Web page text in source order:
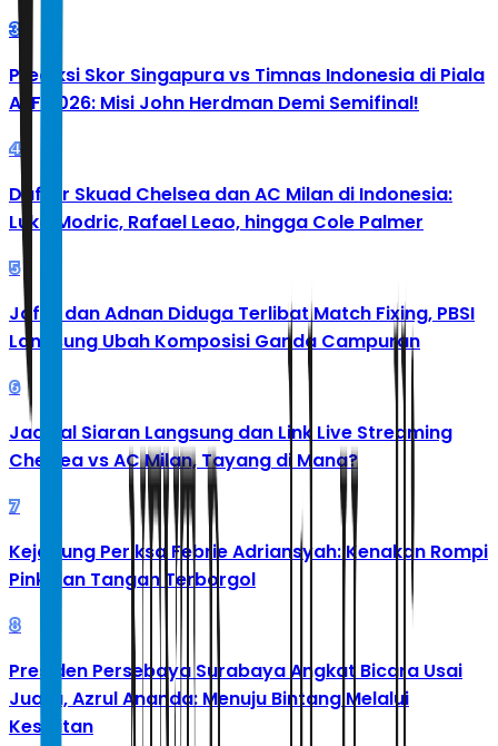
3
Prediksi Skor Singapura vs Timnas Indonesia di Piala
AFF 2026: Misi John Herdman Demi Semifinal!
4
Daftar Skuad Chelsea dan AC Milan di Indonesia:
Luka Modric, Rafael Leao, hingga Cole Palmer
5
Jafar dan Adnan Diduga Terlibat Match Fixing, PBSI
Langsung Ubah Komposisi Ganda Campuran
6
Jadwal Siaran Langsung dan Link Live Streaming
Chelsea vs AC Milan, Tayang di Mana?
7
Kejagung Periksa Febrie Adriansyah: Kenakan Rompi
Pink dan Tangan Terborgol
8
Presiden Persebaya Surabaya Angkat Bicara Usai
Juara, Azrul Ananda: Menuju Bintang Melalui
Kesulitan